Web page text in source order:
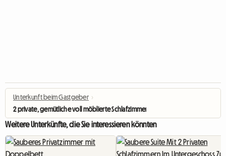
Unterkunft beim Gastgeber ›
2 private, gemütliche voll möblierte Schlafzimmer zu vermieten
Weitere Unterkünfte, die Sie interessieren könnten